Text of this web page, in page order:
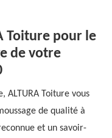
Toiture pour le
de votre
ALTURA Toiture vous
de qualité à
et un savoir-